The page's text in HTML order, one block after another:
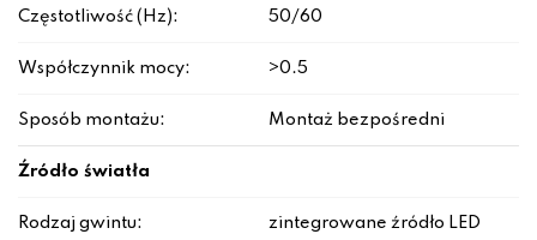
Częstotliwość (Hz): 50/60
Współczynnik mocy: >0.5
Sposób montażu: Montaż bezpośredni
Źródło światła
Rodzaj gwintu: zintegrowane źródło LED